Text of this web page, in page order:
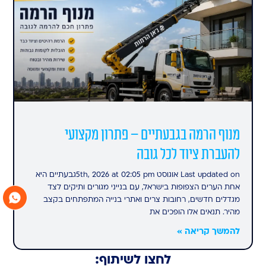
מנוף הרמה בגבעתיים – פתרון מקצועי
להעברת ציוד לכל גובה
Last updated on אוגוסט 5th, 2026 at 02:05 pmגבעתיים היא
אחת הערים הצפופות בישראל, עם בנייני מגורים ותיקים לצד
מגדלים חדשים, רחובות צרים ואתרי בנייה המתפתחים בקצב
מהיר. תנאים אלו הופכים את
להמשך קריאה »
לחצו לשיתוף: